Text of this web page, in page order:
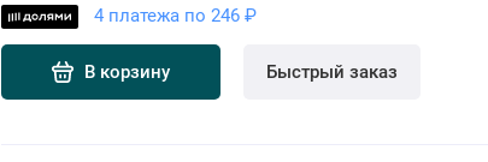
4 платежа по 246 ₽
В корзину Быстрый заказ